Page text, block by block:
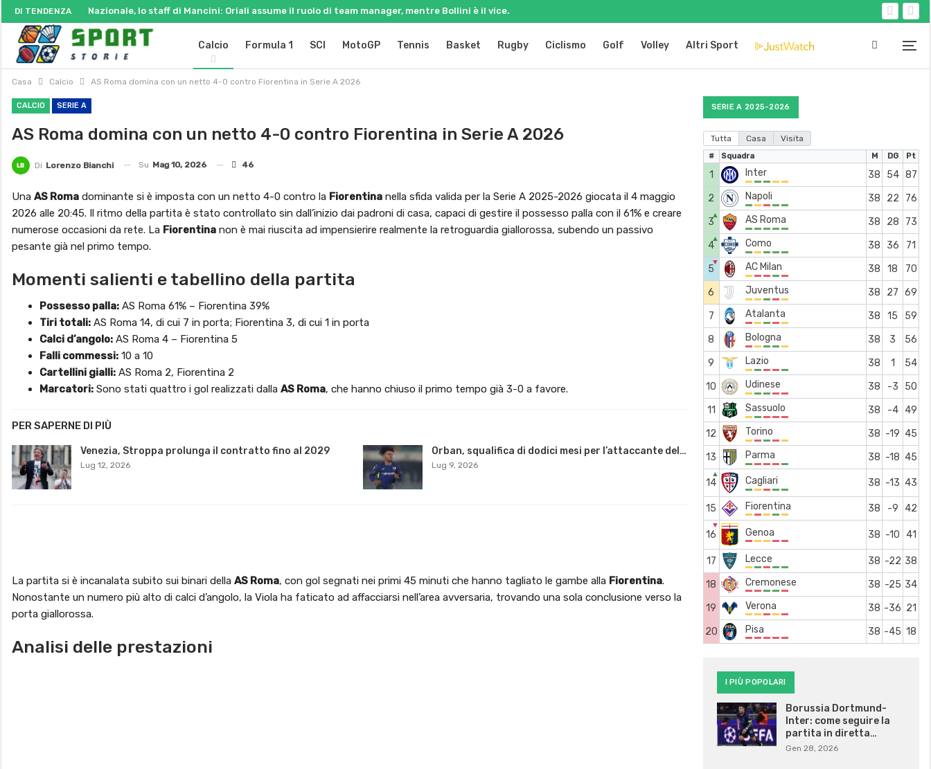
DI TENDENZA Nazionale, lo staff di Mancini: Oriali assume il ruolo di team manager, mentre Bollini è il vice.
Calcio Formula 1 SCI MotoGP Tennis Basket Rugby Ciclismo Golf Volley Altri Sport
Casa Calcio AS Roma domina con un netto 4-0 contro Fiorentina in Serie A 2026
CALCIO SERIE A
AS Roma domina con un netto 4-0 contro Fiorentina in Serie A 2026
Di Lorenzo Bianchi Su Mag 10, 2026 46
Una AS Roma dominante si è imposta con un netto 4-0 contro la Fiorentina nella sfida valida per la Serie A 2025-2026 giocata il 4 maggio
2026 alle 20:45. Il ritmo della partita è stato controllato sin dall’inizio dai padroni di casa, capaci di gestire il possesso palla con il 61% e creare
numerose occasioni da rete. La Fiorentina non è mai riuscita ad impensierire realmente la retroguardia giallorossa, subendo un passivo
pesante già nel primo tempo.
Momenti salienti e tabellino della partita
Possesso palla: AS Roma 61% – Fiorentina 39%
Tiri totali: AS Roma 14, di cui 7 in porta; Fiorentina 3, di cui 1 in porta
Calci d’angolo: AS Roma 4 – Fiorentina 5
Falli commessi: 10 a 10
Cartellini gialli: AS Roma 2, Fiorentina 2
Marcatori: Sono stati quattro i gol realizzati dalla AS Roma, che hanno chiuso il primo tempo già 3-0 a favore.
PER SAPERNE DI PIÙ
Venezia, Stroppa prolunga il contratto fino al 2029
Lug 12, 2026
Orban, squalifica di dodici mesi per l’attaccante del…
Lug 9, 2026
La partita si è incanalata subito sui binari della AS Roma, con gol segnati nei primi 45 minuti che hanno tagliato le gambe alla Fiorentina.
Nonostante un numero più alto di calci d’angolo, la Viola ha faticato ad affacciarsi nell’area avversaria, trovando una sola conclusione verso la
porta giallorossa.
Analisi delle prestazioni
SERIE A 2025-2026
Tutta Casa Visita
# Squadra M DG Pt
1 Inter 38 54 87
2
Napoli 38 22
76
3
▲ AS Roma 38 28
73
4
▲ Como 38 36
71
5
▼ AC Milan 38 18
70
6
Juventus 38 27 69
7
Atalanta 38 15
59
8
Bologna 38 3
56
9
Lazio 38 1
54
10
Udinese 38 -3
50
11
Sassuolo 38 -4
49
12
Torino 38 -19 45
13
Parma 38 -18 45
14
▲
Cagliari 38 -13 43
15 Fiorentina 38 -9 42
16
▼
Genoa 38 -10 41
17 Lecce 38 -22 38
18
Cremonese 38 -25 34
19
Verona 38 -36 21
20
Pisa 38 -45 18
I PIÙ POPOLARI
Borussia Dortmund-
Inter: come seguire la
partita in diretta…
Gen 28, 2026